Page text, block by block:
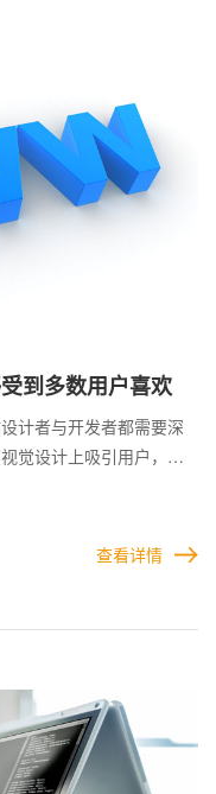
到多数用户喜欢
计者与开发者都需要深
觉设计上吸引用户，还
解决用户的实际需求或
源或产品信息，维持用
到精益求精，同时积极
查看详情